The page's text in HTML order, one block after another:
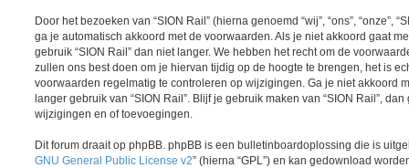
Door het bezoeken van “SION Rail” (hierna genoemd “wij”, “ons”, “onze”,
ga je automatisch akkoord met de voorwaarden. Als je niet akkoord gaat
gebruik “SION Rail” dan niet langer. We hebben het recht om de
zullen ons best doen om je hiervan tijdig op de hoogte te brengen, het is
voorwaarden regelmatig te controleren op wijzigingen. Ga je niet akkoord
langer gebruik van “SION Rail”. Blijf je gebruik maken van “SION Rail”,
wijzigingen en of toevoegingen.
Dit forum draait op phpBB. phpBB is een bulletinboardoplossing die is
GNU General Public License v2” (hierna “GPL”) en kan gedownload